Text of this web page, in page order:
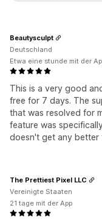
This is a very good
free for 7 days. The
that was resolved for
feature was
doesn't get any better
Beautysculpt
Deutschland
Etwa eine stunde mit der
The Prettiest Pixel LLC
Vereinigte Staaten
21 tage mit der App